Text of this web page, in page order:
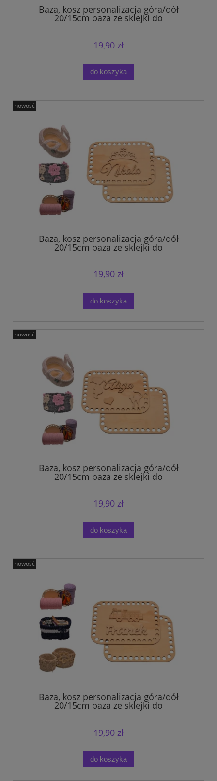
Baza, kosz personalizacja góra/dół
20/15cm baza ze sklejki do
19,90 zł
do koszyka
Baza, kosz personalizacja góra/dół
20/15cm baza ze sklejki do
19,90 zł
do koszyka
nowość
Baza, kosz personalizacja góra/dół
20/15cm baza ze sklejki do
19,90 zł
do koszyka
nowość
Baza, kosz personalizacja góra/dół
20/15cm baza ze sklejki do
19,90 zł
do koszyka
nowość